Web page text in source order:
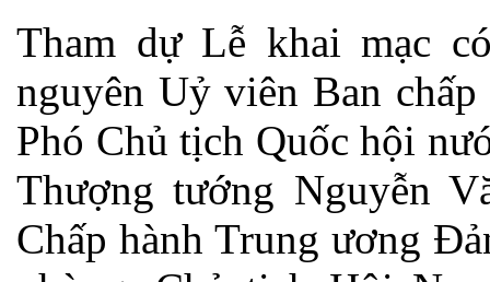
Tham dự Lễ khai mạc
nguyên Uỷ viên Ban
Phó Chủ tịch Quốc hội
Thượng tướng Nguyễn
Chấp hành Trung ương